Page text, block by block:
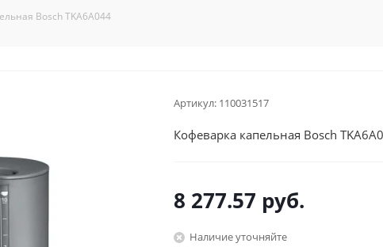
Bosch TKA6A044
Артикул: 110031517
Кофеварка капельная Bosch
8 277.57 руб.
Наличие уточняйте